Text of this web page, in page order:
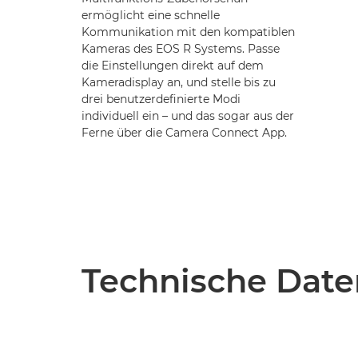
ermöglicht eine schnelle
Kommunikation mit den kompatiblen
Kameras des EOS R Systems. Passe
die Einstellungen direkt auf dem
Kameradisplay an, und stelle bis zu
drei benutzerdefinierte Modi
individuell ein – und das sogar aus der
Ferne über die Camera Connect App.
Technische